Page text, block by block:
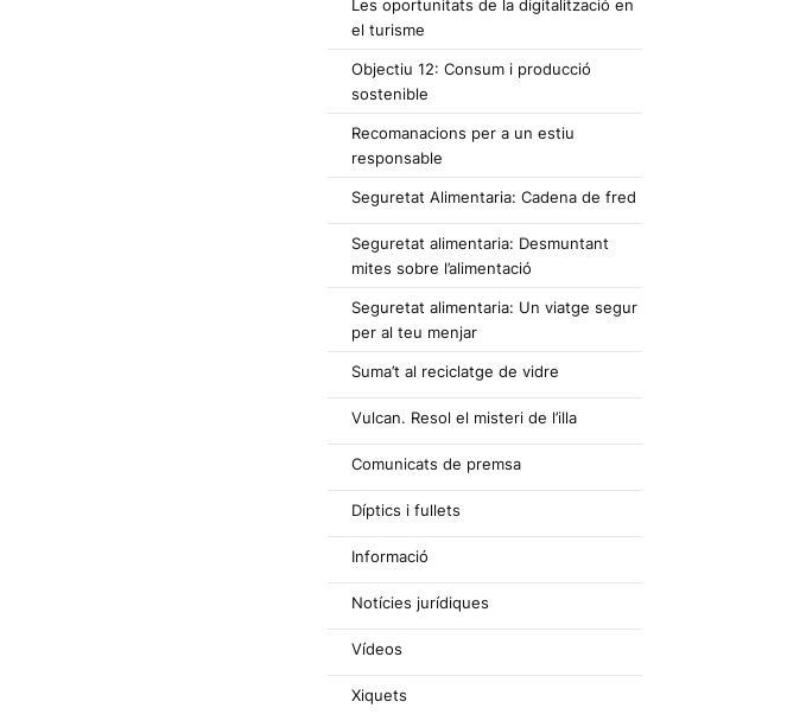
Les oportunitats de la digitalització en
el turisme
Objectiu 12: Consum i producció
sostenible
Recomanacions per a un estiu
responsable
Seguretat Alimentaria: Cadena de fred
Seguretat alimentaria: Desmuntant
mites sobre l’alimentació
Seguretat alimentaria: Un viatge segur
per al teu menjar
Suma’t al reciclatge de vidre
Vulcan. Resol el misteri de l’illa
Comunicats de premsa
Díptics i fullets
Informació
Notícies jurídiques
Vídeos
Xiquets